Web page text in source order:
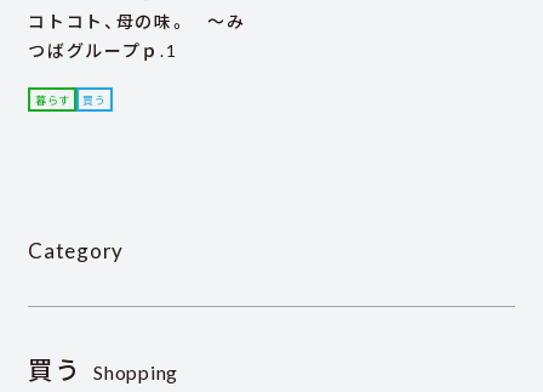
コトコト、母の味。 ～み
つばグループｐ.1
暮らす 買う
Category
買う Shopping